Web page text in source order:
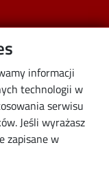
informacji
technologii w
serwisu
Jeśli wyrażasz
zapisane w